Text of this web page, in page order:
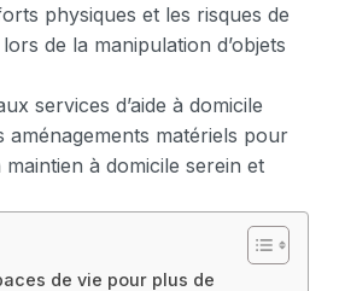
physiques et les risques de
de la manipulation d’objets
services d’aide à domicile
aménagements matériels pour
à domicile serein et
de vie pour plus de